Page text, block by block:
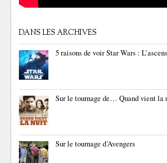
DANS LES ARCHIVES
5 raisons de voir Star Wars :
Sur le tournage de… Quand vient la
Sur le tournage d’Avengers